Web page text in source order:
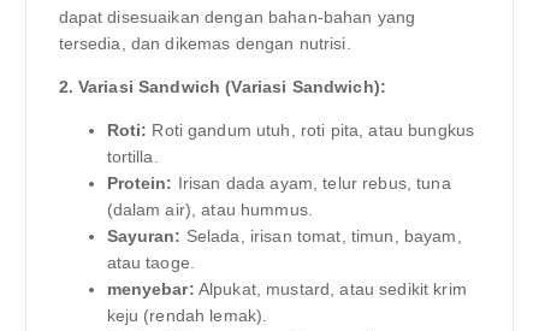
dapat disesuaikan dengan bahan-bahan yang
tersedia, dan dikemas dengan nutrisi.
2. Variasi Sandwich (Variasi Sandwich):
Roti: Roti gandum utuh, roti pita, atau bungkus
tortilla.
Protein: Irisan dada ayam, telur rebus, tuna
(dalam air), atau hummus.
Sayuran: Selada, irisan tomat, timun, bayam,
atau taoge.
menyebar: Alpukat, mustard, atau sedikit krim
keju (rendah lemak).